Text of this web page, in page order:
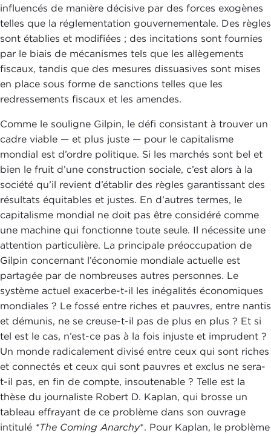
influencés de manière décisive par des forces exogènes
telles que la réglementation gouvernementale. Des règles
sont établies et modifiées ; des incitations sont fournies
par le biais de mécanismes tels que les allègements
fiscaux, tandis que des mesures dissuasives sont mises
en place sous forme de sanctions telles que les
redressements fiscaux et les amendes.
Comme le souligne Gilpin, le défi consistant à trouver un
cadre viable — et plus juste — pour le capitalisme
mondial est d’ordre politique. Si les marchés sont bel et
bien le fruit d’une construction sociale, c’est alors à la
société qu’il revient d’établir des règles garantissant des
résultats équitables et justes. En d’autres termes, le
capitalisme mondial ne doit pas être considéré comme
une machine qui fonctionne toute seule. Il nécessite une
attention particulière. La principale préoccupation de
Gilpin concernant l’économie mondiale actuelle est
partagée par de nombreuses autres personnes. Le
système actuel exacerbe-t-il les inégalités économiques
mondiales ? Le fossé entre riches et pauvres, entre nantis
et démunis, ne se creuse-t-il pas de plus en plus ? Et si
tel est le cas, n’est-ce pas à la fois injuste et imprudent ?
Un monde radicalement divisé entre ceux qui sont riches
et connectés et ceux qui sont pauvres et exclus ne sera-
t-il pas, en fin de compte, insoutenable ? Telle est la
thèse du journaliste Robert D. Kaplan, qui brosse un
tableau effrayant de ce problème dans son ouvrage
intitulé *The Coming Anarchy*. Pour Kaplan, le problème